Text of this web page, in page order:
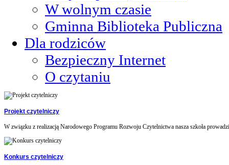
W wolnym czasie
Gminna Biblioteka Publiczna
Dla rodziców
Bezpieczny Internet
O czytaniu
Projekt czytelniczy
W związku z realizacją Narodowego Programu Rozwoju Czytelnictwa nasza szkoła
Konkurs czytelniczy